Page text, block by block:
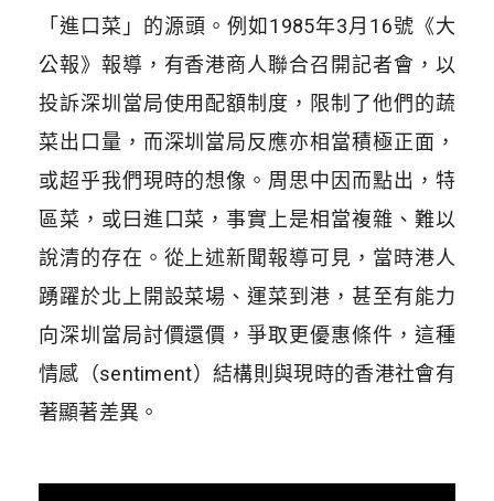
「進口菜」的源頭。例如1985年3月16號《大
公報》報導，有香港商人聯合召開記者會，以
投訴深圳當局使用配額制度，限制了他們的蔬
菜出口量，而深圳當局反應亦相當積極正面，
或超乎我們現時的想像。周思中因而點出，特
區菜，或曰進口菜，事實上是相當複雜、難以
說清的存在。從上述新聞報導可見，當時港人
踴躍於北上開設菜場、運菜到港，甚至有能力
向深圳當局討價還價，爭取更優惠條件，這種
情感（sentiment）結構則與現時的香港社會有
著顯著差異。